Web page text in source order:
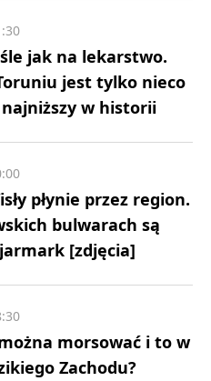
jak na lekarstwo.
jest tylko nieco
w historii
płynie przez region.
bulwarach są
[zdjęcia]
morsować i to w
Zachodu?